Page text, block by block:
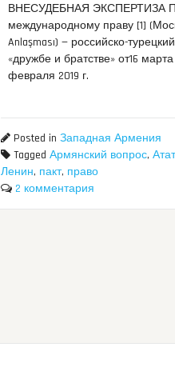
ВНЕСУДЕБНАЯ ЭКСПЕРТИЗА
международному праву [1]
Anlaşması) — российско-
«дружбе и братстве» от16
февраля 2019 г.
Posted in Западная Армения
Tagged Армянский вопрос,
Ленин, пакт, право
2 комментария